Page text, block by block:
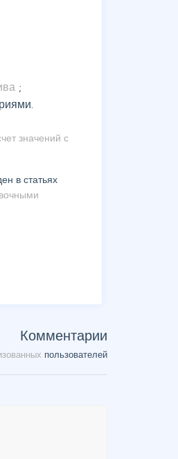
;
значений с
в статьях
Комментарии
пользователей